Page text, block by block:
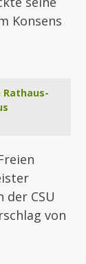
Konsens
Rathaus-
CSU
von